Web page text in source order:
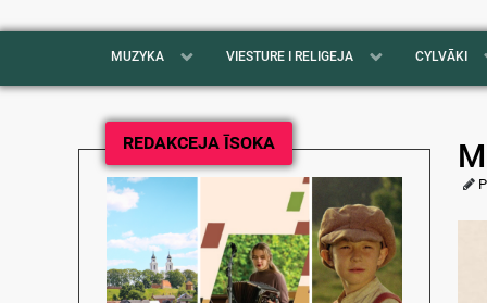
MUZYKA VIESTURE I RELIGEJA CYLVĀKI
REDAKCEJA ĪSOKA